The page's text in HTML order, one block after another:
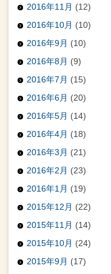
2016年11月 (12)
2016年10月 (10)
2016年9月 (10)
2016年8月 (9)
2016年7月 (15)
2016年6月 (20)
2016年5月 (14)
2016年4月 (18)
2016年3月 (21)
2016年2月 (23)
2016年1月 (19)
2015年12月 (22)
2015年11月 (14)
2015年10月 (24)
2015年9月 (17)